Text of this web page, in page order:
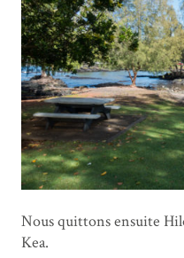
Nous quittons ensuite
Kea.